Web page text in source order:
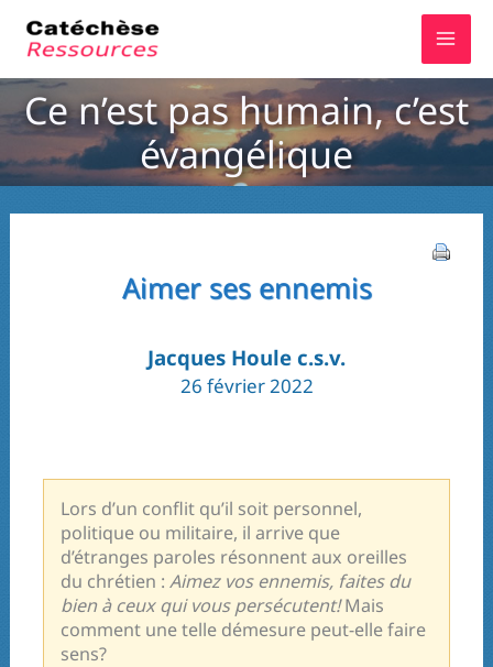
Ce n’est pas humain, c’est
évangélique
Aimer ses ennemis
Jacques Houle c.s.v.
26 février 2022
Lors d’un conflit qu’il soit personnel,
politique ou militaire, il arrive que
d’étranges paroles résonnent aux oreilles
du chrétien :Aimez vos ennemis, faites du
bien à ceux qui vous persécutent!Mais
comment une telle démesure peut-elle faire
sens?